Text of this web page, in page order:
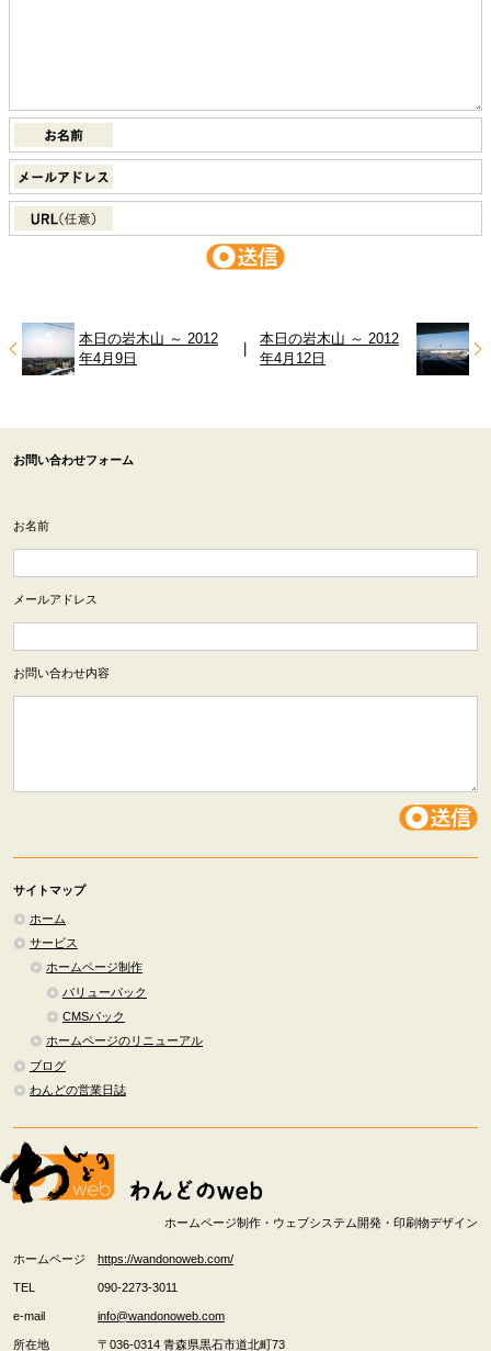
本日の岩木山 ～ 2012
年4月9日
|
本日の岩木山 ～ 2012
年4月12日
お問い合わせフォーム
お名前
メールアドレス
お問い合わせ内容
サイトマップ
ホーム
サービス
ホームページ制作
バリューパック
CMSパック
ホームページのリニューアル
ブログ
わんどの営業日誌
ホームページ制作・ウェブシステム開発・印刷物デザイン
ホームページ https://wandonoweb.com/
TEL 090-2273-3011
e-mail info@wandonoweb.com
所在地 〒036-0314 青森県黒石市道北町73